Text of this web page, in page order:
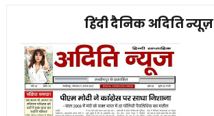
हिंदी दैनिक अदिति न्यूज़